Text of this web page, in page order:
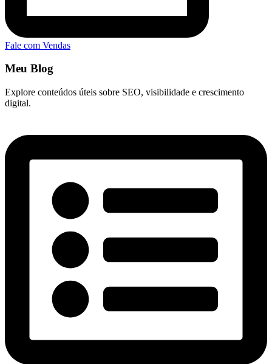
Fale com Vendas
Meu Blog
Explore conteúdos úteis sobre SEO, visibilidade e crescimento
digital.